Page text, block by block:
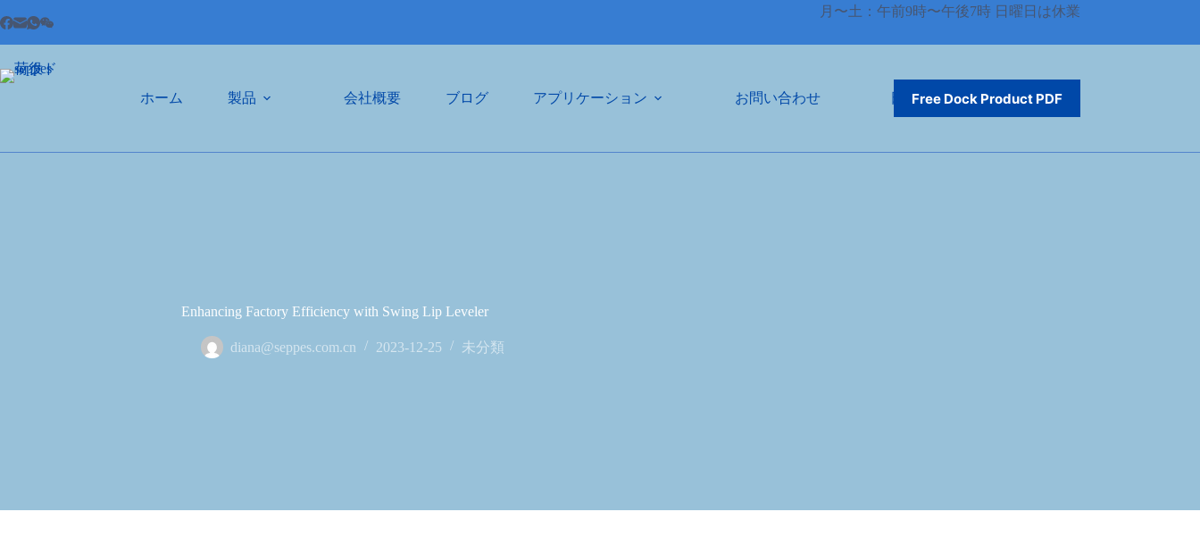
月〜土：午前9時〜午後7時 日曜日は休業
ホーム 製品 会社概要 ブログ アプリケーション お問い合わせ 日本語Free Dock Product PDF
Enhancing Factory Efficiency with Swing Lip Leveler
diana@seppes.com.cn 2023-12-25 未分類